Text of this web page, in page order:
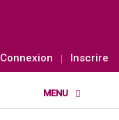
Connexion Inscrire